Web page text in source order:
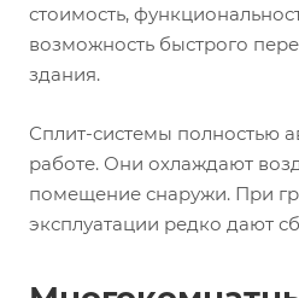
стоимость,
возможность быстрого
здания.
Сплит-системы полностью
работе. Они охлаждают
помещение снаружи. При
эксплуатации редко дают